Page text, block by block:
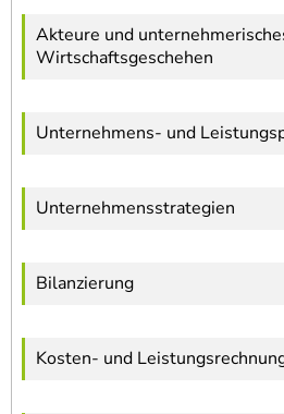
Akteure und
Wirtschaftsgeschehen
Unternehmens- und
Unternehmensstrategien
Bilanzierung
Kosten- und